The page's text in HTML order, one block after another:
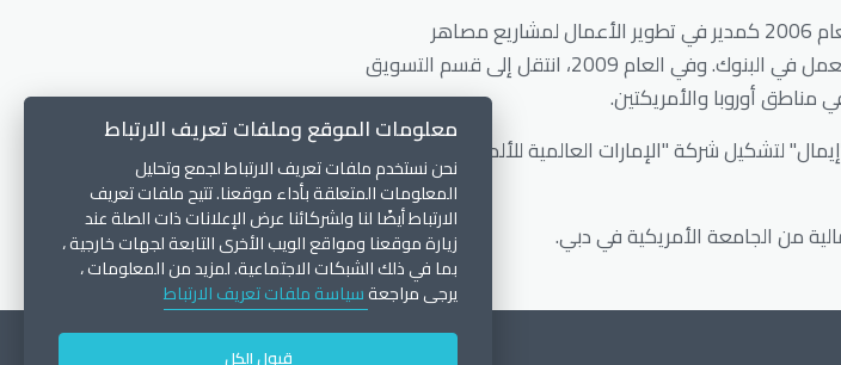
انضم السيد أبو بكر إلى شركة "دبي للألمنيوم" في العام 2006 كمدير في تطوير الأعمال لمشاريع مصاهر
الألمنيوم الجديدة، بعد خبرة تتجاوز عقداً كاملاً من العمل في البنوك. وفي العام 2009، انتقل إلى قسم التسويق
أوروبا والأمريكتين.
شركة "الإمارات العالمية للألمنيوم" في العام
من الجامعة الأمريكية في دبي.
معلومات الموقع وملفات تعريف الارتباط
نحن نستخدم ملفات تعريف الارتباط لجمع وتحليل
المعلومات المتعلقة بأداء موقعنا. تتيح ملفات تعريف
الارتباط أيضًا لنا ولشركائنا عرض الإعلانات ذات الصلة عند
زيارة موقعنا ومواقع الويب الأخرى التابعة لجهات خارجية ،
بما في ذلك الشبكات الاجتماعية. لمزيد من المعلومات ،
يرجى مراجعةسياسة ملفات تعريف الارتباط
قبول الكل